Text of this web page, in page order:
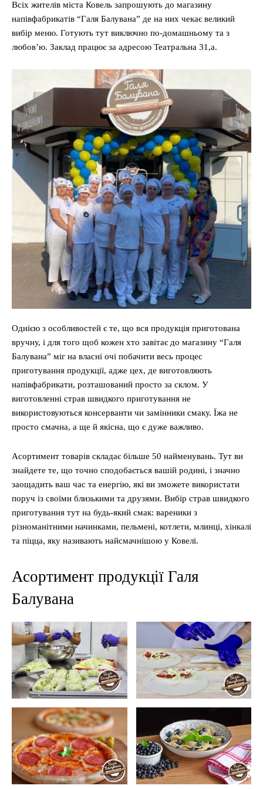
Всіх жителів міста Ковель запрошують до магазину
напівфабрикатів “Галя Балувана” де на них чекає великий
вибір меню. Готують тут виключно по-домашньому та з
любов’ю. Заклад працює за адресою Театральна 31,а.
Однією з особливостей є те, що вся продукція приготована
вручну, і для того щоб кожен хто завітає до магазину “Галя
Балувана” міг на власні очі побачити весь процес
приготування продукції, адже цех, де виготовляють
напівфабрикати, розташований просто за склом. У
виготовленні страв швидкого приготування не
використовуються консерванти чи замінники смаку. Їжа не
просто смачна, а ще й якісна, що є дуже важливо.
Асортимент товарів складає більше 50 найменувань. Тут ви
знайдете те, що точно сподобається вашій родині, і значно
заощадить ваш час та енергію, які ви зможете використати
поруч із своїми близькими та друзями. Вибір страв швидкого
приготування тут на будь-який смак: вареники з
різноманітними начинками, пельмені, котлети, млинці, хінкалі
та піцца, яку називають найсмачнішою у Ковелі.
Асортимент продукції Галя
Балувана